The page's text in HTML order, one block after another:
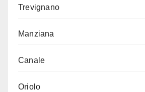
Trevignano
Manziana
Canale
Oriolo